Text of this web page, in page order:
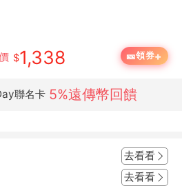
$1,338 🎫領券+
聯名卡 5%遠傳幣回饋
去看看
去看看